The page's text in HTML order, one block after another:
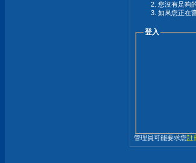
您沒有足夠
如果您正在
登入
管理員可能要求您註